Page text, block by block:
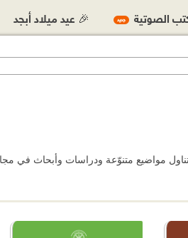
الصوتية جديد 🎉 عيد ميلاد أبجد